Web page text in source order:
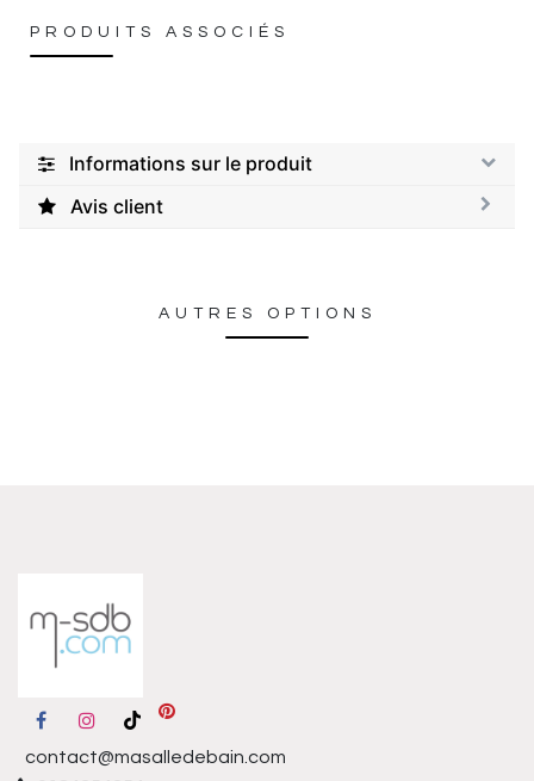
PRODUITS ASSOCIÉS
Informations sur le produit
Avis client
AUTRES OPTIONS
contact@masalledebain.com